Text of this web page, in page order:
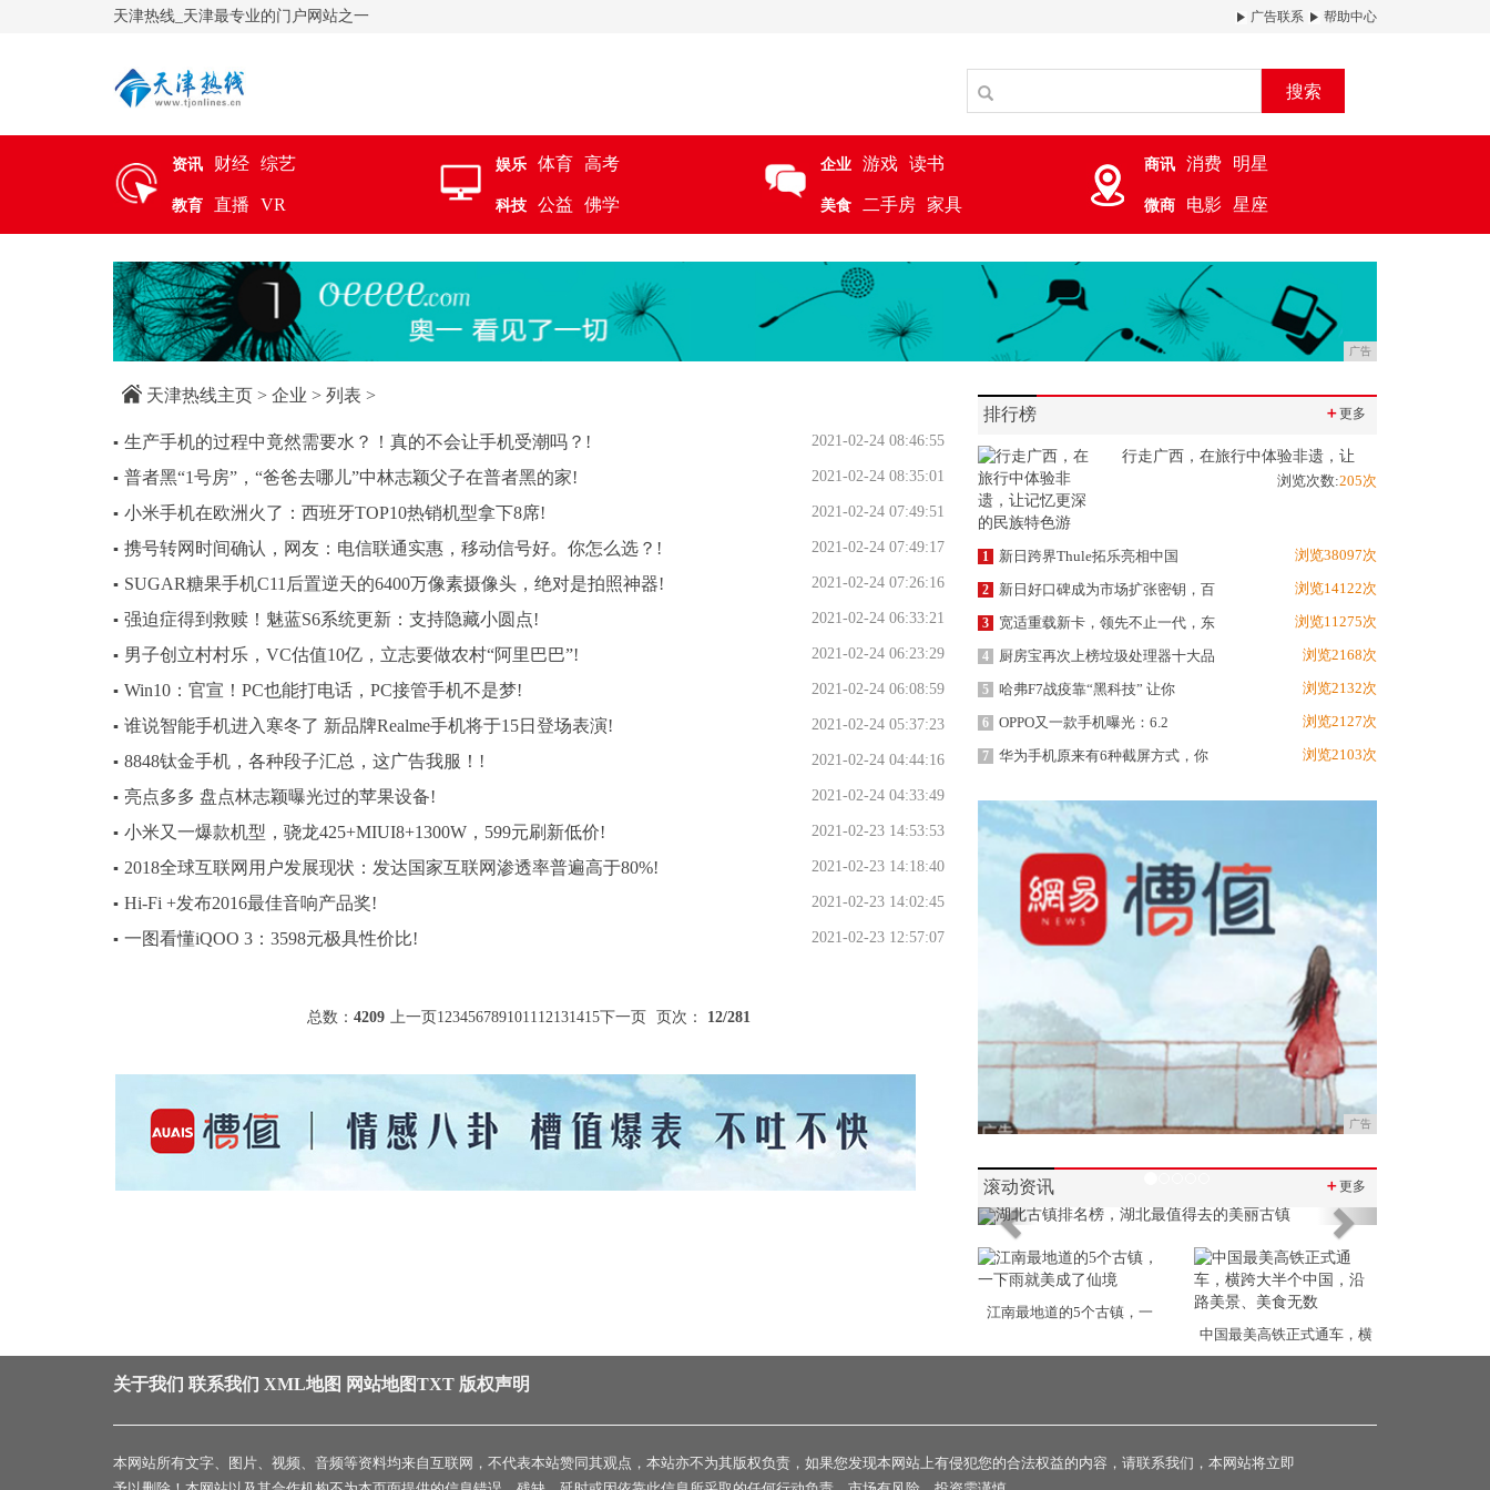
天津热线_天津最专业的门户网站之一 广告联系 帮助中心
搜索
资讯 财经 综艺
教育 直播 VR
娱乐 体育 高考
科技 公益 佛学
企业 游戏 读书
美食 二手房 家具
商讯 消费 明星
微商 电影 星座
广告
天津热线主页 > 企业 > 列表 >
▪ 生产手机的过程中竟然需要水？！真的不会让手机受潮吗？! 2021-02-24 08:46:55
▪ 普者黑“1号房”，“爸爸去哪儿”中林志颖父子在普者黑的家! 2021-02-24 08:35:01
▪ 小米手机在欧洲火了：西班牙TOP10热销机型拿下8席! 2021-02-24 07:49:51
▪ 携号转网时间确认，网友：电信联通实惠，移动信号好。你怎么选？! 2021-02-24 07:49:17
▪ SUGAR糖果手机C11后置逆天的6400万像素摄像头，绝对是拍照神器! 2021-02-24 07:26:16
▪ 强迫症得到救赎！魅蓝S6系统更新：支持隐藏小圆点! 2021-02-24 06:33:21
▪ 男子创立村村乐，VC估值10亿，立志要做农村“阿里巴巴”! 2021-02-24 06:23:29
▪ Win10：官宣！PC也能打电话，PC接管手机不是梦! 2021-02-24 06:08:59
▪ 谁说智能手机进入寒冬了 新品牌Realme手机将于15日登场表演! 2021-02-24 05:37:23
▪ 8848钛金手机，各种段子汇总，这广告我服！! 2021-02-24 04:44:16
▪ 亮点多多 盘点林志颖曝光过的苹果设备! 2021-02-24 04:33:49
▪ 小米又一爆款机型，骁龙425+MIUI8+1300W，599元刷新低价! 2021-02-23 14:53:53
▪ 2018全球互联网用户发展现状：发达国家互联网渗透率普遍高于80%! 2021-02-23 14:18:40
▪ Hi-Fi +发布2016最佳音响产品奖! 2021-02-23 14:02:45
▪ 一图看懂iQOO 3：3598元极具性价比! 2021-02-23 12:57:07
总数： 4209 上一页123456789101112131415下一页 页次： 12/281
排行榜 ＋更多
行走广西，在旅行中体验非遗，让
浏览次数:205次
1 新日跨界Thule拓乐亮相中国 浏览38097次
2 新日好口碑成为市场扩张密钥，百 浏览14122次
3 宽适重载新卡，领先不止一代，东 浏览11275次
4 厨房宝再次上榜垃圾处理器十大品 浏览2168次
5 哈弗F7战疫靠“黑科技” 让你 浏览2132次
6 OPPO又一款手机曝光：6.2 浏览2127次
7 华为手机原来有6种截屏方式，你 浏览2103次
广告
滚动资讯 ＋更多
Previous Next
江南最地道的5个古镇，一
中国最美高铁正式通车，横
关于我们 联系我们 XML地图 网站地图TXT 版权声明
本网站所有文字、图片、视频、音频等资料均来自互联网，不代表本站赞同其观点，本站亦不为其版权负责，如果您发现本网站上有侵犯您的合法权益的内容，请联系我们，本网站将立即